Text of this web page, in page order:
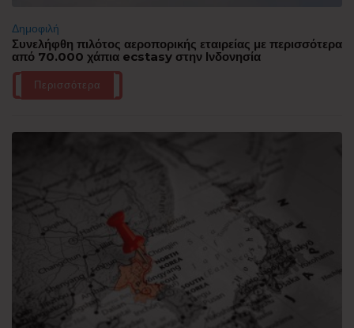
Δημοφιλή
Συνελήφθη πιλότος αεροπορικής εταιρείας με περισσότερα
από 70.000 χάπια ecstasy στην Ινδονησία
Περισσότερα